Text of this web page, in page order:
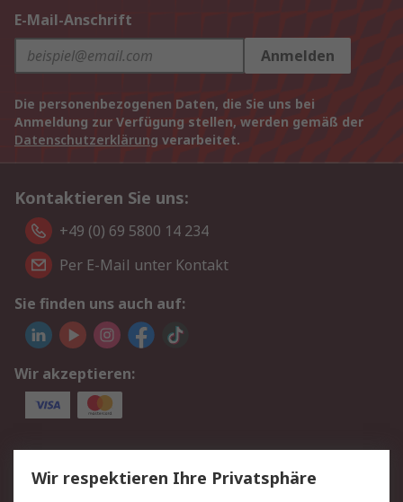
E-Mail-Anschrift
Anmelden
Die personenbezogenen Daten, die Sie uns bei
Anmeldung zur Verfügung stellen, werden gemäß der
Datenschutzerklärung verarbeitet.
Kontaktieren Sie uns:
+49 (0) 69 5800 14 234
Per E-Mail unter Kontakt
Sie finden uns auch auf:
Wir akzeptieren:
Service
Value Added Services
Lieferlösungen
Wir respektieren Ihre Privatsphäre